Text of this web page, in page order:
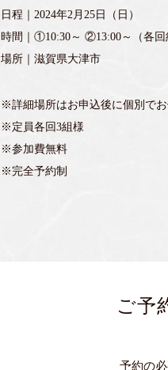
日程｜2024年2月25日（日）
時間｜①10:30～ ②13:00～（各回
場所｜滋賀県大津市
※詳細場所はお申込後に個別でお
※定員各回3組様
※参加費無料
※完全予約制
ご予
予約の